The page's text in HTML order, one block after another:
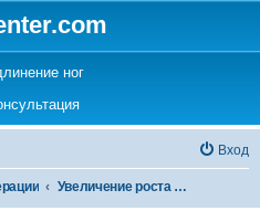
a new tab)
ног(Opens a new tab)
a new tab)(Opens a new tab)
Вход
Увеличение роста (удлинение ног)